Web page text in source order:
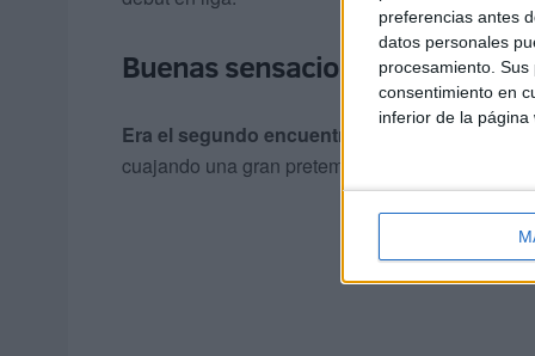
preferencias antes
datos personales
procesamiento.
consentimiento en
inferior de la página
Buenas sensaciones
Era el segundo encuentro de pretemporada
cuajando una gran pretemporada. El primer